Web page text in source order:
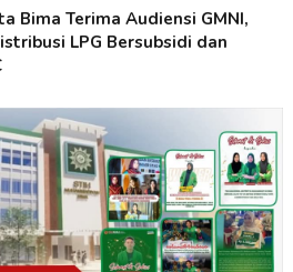
Bima Terima Audiensi GMNI,
LPG Bersubsidi dan